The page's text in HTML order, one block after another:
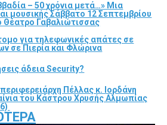
– 50 χρόνια μετά…» Μια
μουσικής Σάββατο 12 Σεπτεμβρίου
Θέατρο Γαβαλιώτισσας
για τηλεφωνικές απάτες σε
σε Πιερία και Φλώρινα
άδεια Security?
Πέλλας κ. Ιορδάνη
του Κάστρου Χρυσής Αλμωπίας